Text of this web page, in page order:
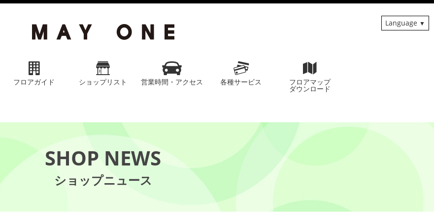
フロアガイド ショップリスト 営業時間・アクセス 各種サービス フロアマップ
ダウンロード
Language
SHOP NEWS